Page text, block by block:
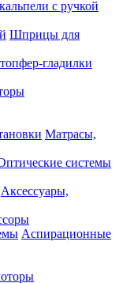
с ручкой
Шприцы для
гладилки
Матрасы,
системы
Аксессуары,
Аспирационные